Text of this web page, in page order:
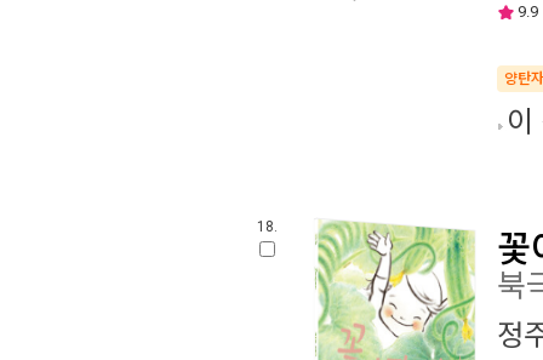
9.9
양탄
이
18.
꽃
북
정